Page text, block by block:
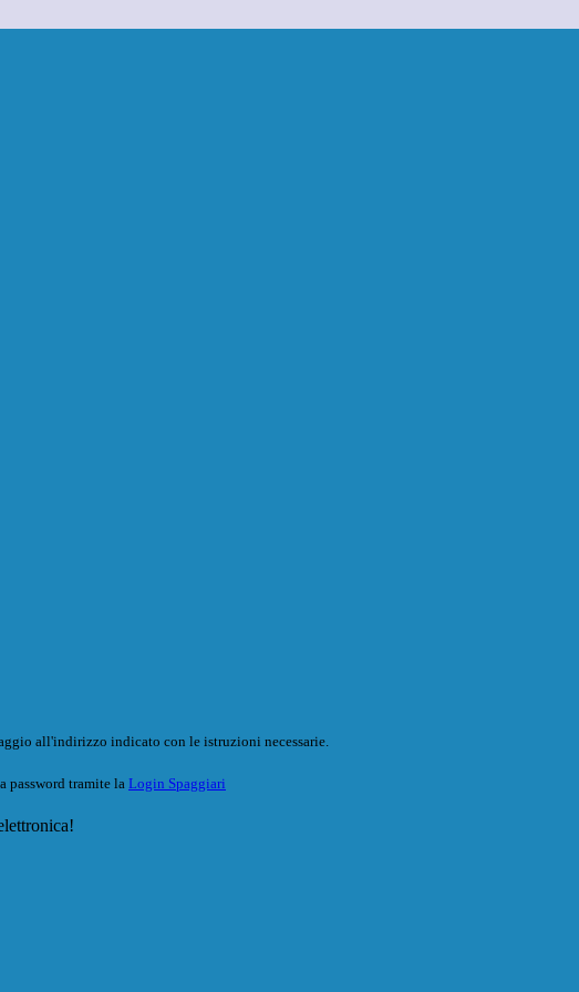
all'indirizzo indicato con le istruzioni necessarie.
password tramite la Login Spaggiari